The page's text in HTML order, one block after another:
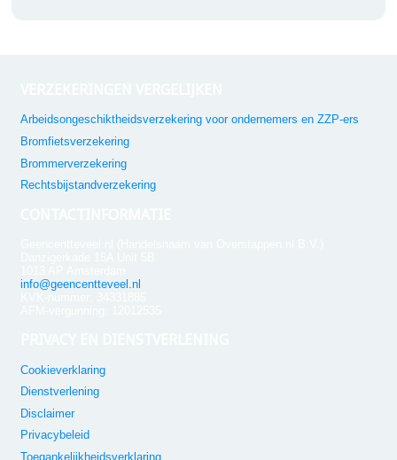
Arbeidsongeschiktheidsverzekering voor ondernemers en ZZP-ers
Bromfietsverzekering
Brommerverzekering
Rechtsbijstandverzekering
info@geencentteveel.nl
Cookieverklaring
Dienstverlening
Disclaimer
Privacybeleid
Toegankelijkheidsverklaring